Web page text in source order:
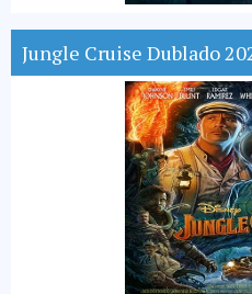
Jungle Cruise Dublado